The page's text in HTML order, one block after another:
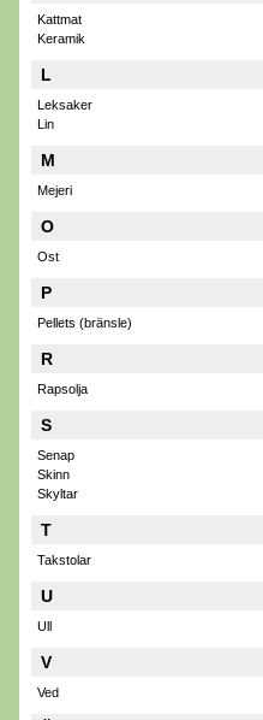
Kattmat
Keramik
L
Leksaker
Lin
M
Mejeri
O
Ost
P
Pellets (bränsle)
R
Rapsolja
S
Senap
Skinn
Skyltar
T
Takstolar
U
Ull
V
Ved